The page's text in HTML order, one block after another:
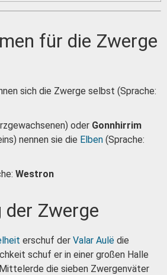
für die Zwerge
sich die Zwerge selbst (Sprache:
oder Gonnhirrim
nennen sie die Elben (Sprache:
Westron
der Zwerge
erschuf der Valar Aulë die
schuf er in einer großen Halle
die sieben Zwergenväter